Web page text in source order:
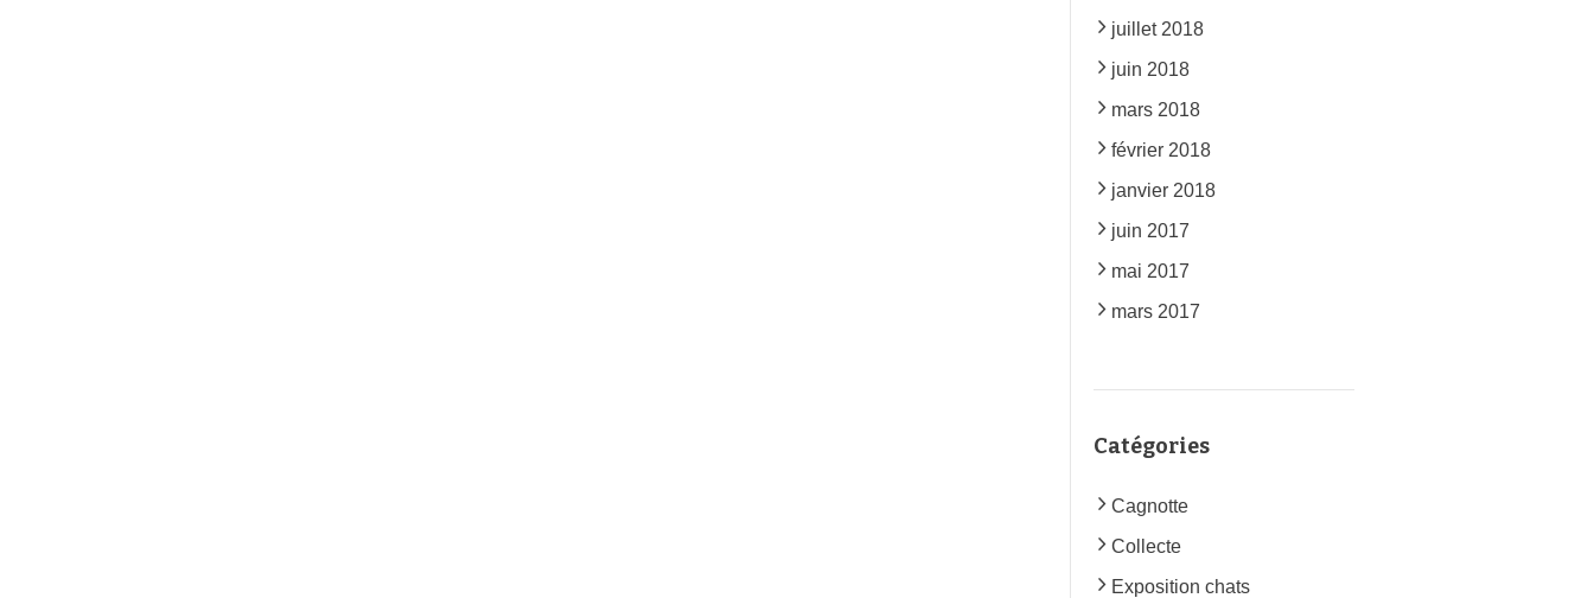
juillet 2018
juin 2018
mars 2018
février 2018
janvier 2018
juin 2017
mai 2017
mars 2017
Catégories
Cagnotte
Collecte
Exposition chats